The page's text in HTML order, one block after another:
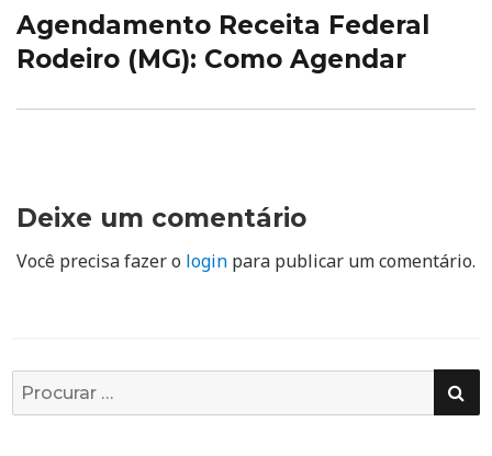
Próximo
post:
Agendamento Receita Federal
Rodeiro (MG): Como Agendar
Deixe um comentário
Você precisa fazer o login para publicar um comentário.
Busca
por: